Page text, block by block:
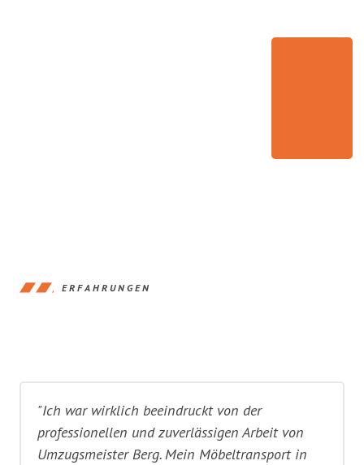
ERFAHRUNGEN
"Ich war wirklich beeindruckt von der
professionellen und zuverlässigen Arbeit von
Umzugsmeister Berg. Mein Möbeltransport in